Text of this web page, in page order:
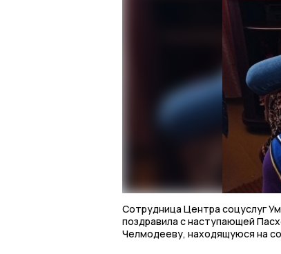
Сотрудница Центра соцуслуг
поздравила с наступающей
Челмодееву, находящуюся на